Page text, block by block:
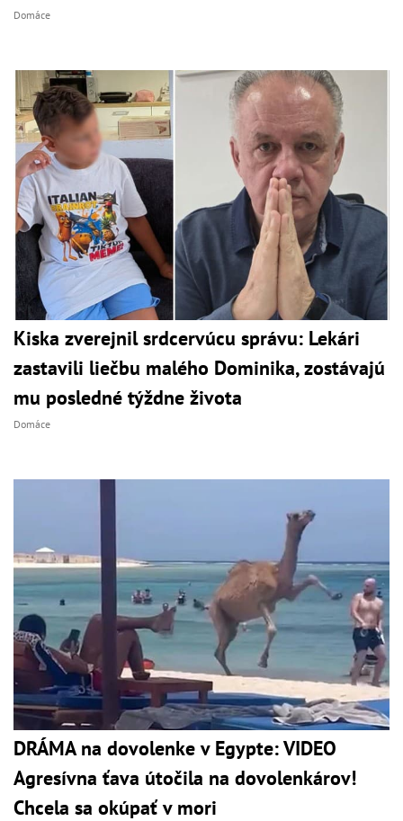
Domáce
Kiska zverejnil srdcervúcu správu: Lekári
zastavili liečbu malého Dominika, zostávajú
mu posledné týždne života
Domáce
DRÁMA na dovolenke v Egypte: VIDEO
Agresívna ťava útočila na dovolenkárov!
Chcela sa okúpať v mori